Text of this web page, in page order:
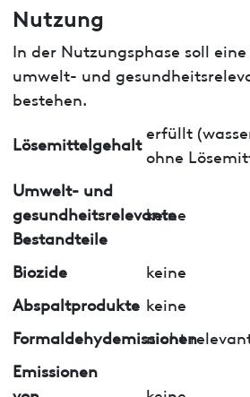
Nutzung
In der Nutzungsphase soll
umwelt- und
bestehen.
Lösemittelgehalt
erfüllt
ohne
Umwelt- und
gesundheitsrelevante
Bestandteile
keine
Biozide
keine
Abspaltprodukte keine
Formaldehydemissionen
nicht
Emissionen